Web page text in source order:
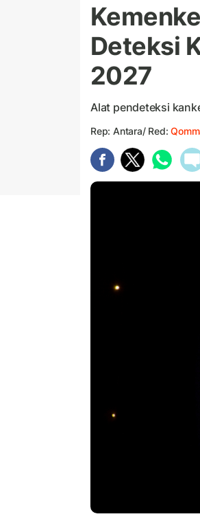
Deteksi
2027
Alat pendeteksi
Rep: Antara/ Red: